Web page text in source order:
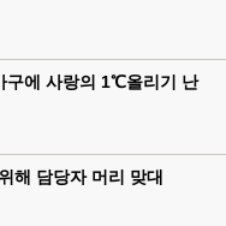
구에 사랑의 1℃올리기 난
해 담당자 머리 맞대